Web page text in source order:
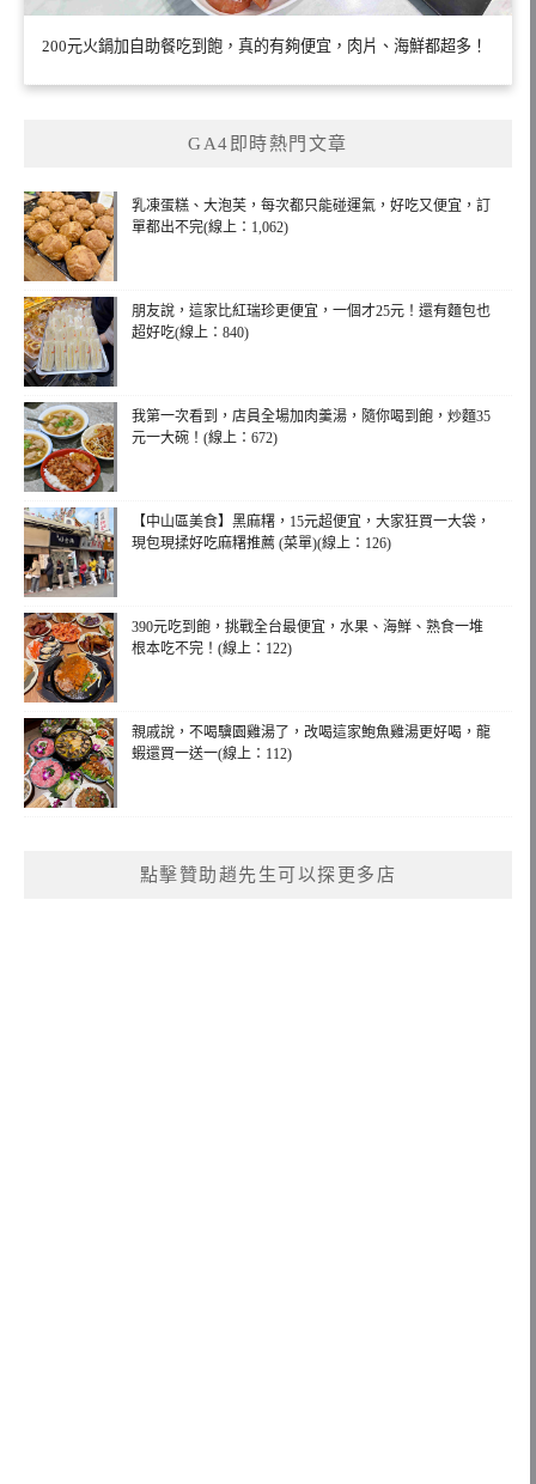
200元火鍋加自助餐吃到飽，真的有夠便宜，肉片、海鮮都超多！
GA4即時熱門文章
乳凍蛋糕、大泡芙，每次都只能碰運氣，好吃又便宜，訂
單都出不完(線上：1,062)
朋友說，這家比紅瑞珍更便宜，一個才25元！還有麵包也
超好吃(線上：840)
我第一次看到，店員全場加肉羹湯，隨你喝到飽，炒麵35
元一大碗！(線上：672)
【中山區美食】黑麻糬，15元超便宜，大家狂買一大袋，
現包現揉好吃麻糬推薦 (菜單)(線上：126)
390元吃到飽，挑戰全台最便宜，水果、海鮮、熟食一堆
根本吃不完！(線上：122)
親戚說，不喝驥園雞湯了，改喝這家鮑魚雞湯更好喝，龍
蝦還買一送一(線上：112)
點擊贊助趙先生可以探更多店